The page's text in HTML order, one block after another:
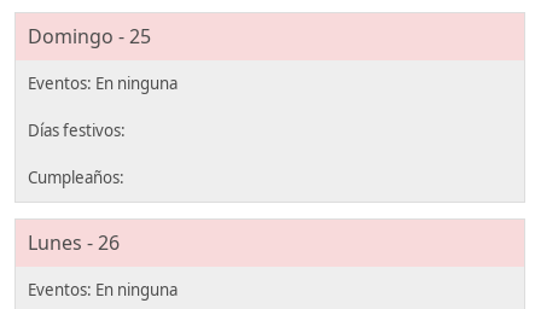
Domingo - 25
Lunes - 26